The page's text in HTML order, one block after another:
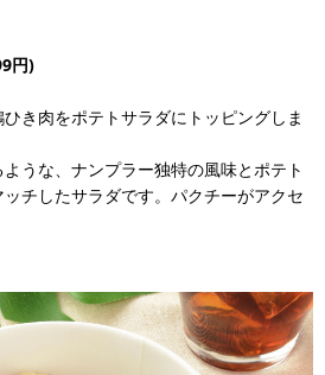
円)
き肉をポテトサラダにトッピングしま
うな、ナンプラー独特の風味とポテト
チしたサラダです。パクチーがアクセ